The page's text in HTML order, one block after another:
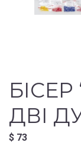
ДВІ
$ 73